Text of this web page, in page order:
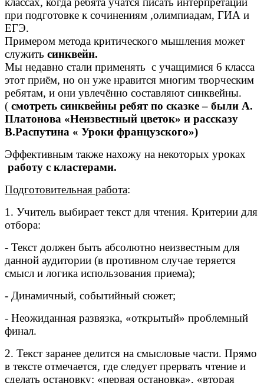
при подготовке к сочинениям ,олимпиадам, ГИА и
ЕГЭ.
Примером метода критического мышления может
служить синквейн.
Мы недавно стали применять с учащимися 6 класса
этот приём, но он уже нравится многим творческим
ребятам, и они увлечённо составляют синквейны.
( смотреть синквейны ребят по сказке – были А.
Платонова «Неизвестный цветок» и рассказу
В.Распутина « Уроки французского»)
Эффективным также нахожу на некоторых уроках
работу с кластерами.
Подготовительная работа:
1. Учитель выбирает текст для чтения. Критерии для
отбора:
- Текст должен быть абсолютно неизвестным для
данной аудитории (в противном случае теряется
смысл и логика использования приема);
- Динамичный, событийный сюжет;
- Неожиданная развязка, «открытый» проблемный
финал.
2. Текст заранее делится на смысловые части. Прямо
в тексте отмечается, где следует прервать чтение и
сделать остановку: «первая остановка», «вторая